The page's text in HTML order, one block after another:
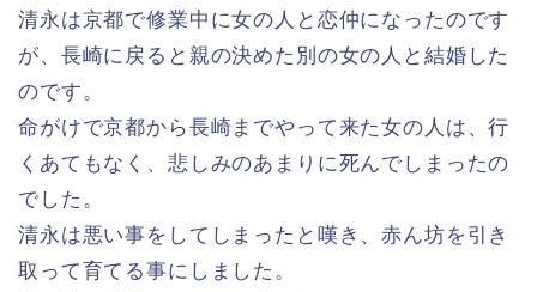
清永は京都で修業中に女の人と恋仲になったのです
が、長崎に戻ると親の決めた別の女の人と結婚した
のです。
命がけで京都から長崎までやって来た女の人は、行
くあてもなく、悲しみのあまりに死んでしまったの
でした。
清永は悪い事をしてしまったと嘆き、赤ん坊を引き
取って育てる事にしました。